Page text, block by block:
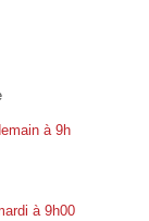
à 9h
à 9h00